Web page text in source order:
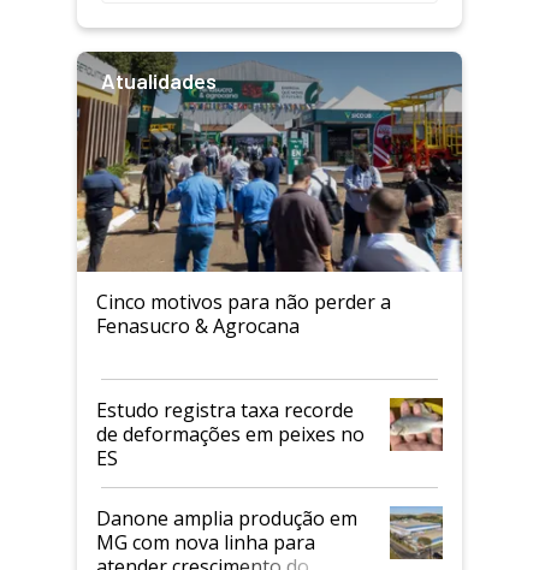
Atualidades
Cinco motivos para não perder a
Fenasucro & Agrocana
Estudo registra taxa recorde
de deformações em peixes no
ES
Danone amplia produção em
MG com nova linha para